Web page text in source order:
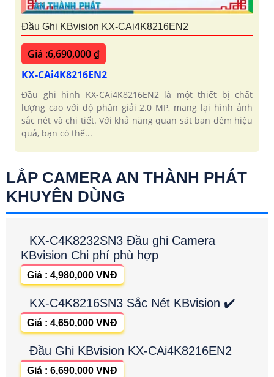
Đầu Ghi KBvision KX-CAi4K8216EN2
Giá :6,690,000 ₫
KX-CAi4K8216EN2
Đầu ghi hình KX-CAi4K8216EN2 là một thiết bị chất
lượng cao với độ phân giải 2.0 MP, mang lại hình ảnh
sắc nét và chi tiết. Với khả năng quan sát ban đêm hiệu
quả, bạn có thể...
LẮP CAMERA AN THÀNH PHÁT
KHUYÊN DÙNG
KX-C4K8232SN3 Đầu ghi Camera
KBvision Chi phí phù hợp
Giá : 4,980,000 VNĐ
KX-C4K8216SN3 Sắc Nét KBvision ✔️
Giá : 4,650,000 VNĐ
Đầu Ghi KBvision KX-CAi4K8216EN2
Giá : 6,690,000 VNĐ